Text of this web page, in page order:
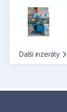
Další inzeráty